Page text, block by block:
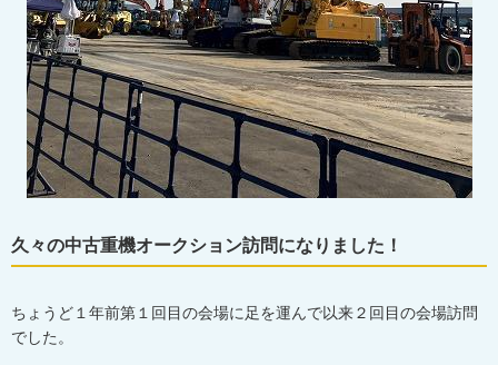
久々の中古重機オークション訪問になりました！
ちょうど１年前第１回目の会場に足を運んで以来２回目の会場訪問
でした。